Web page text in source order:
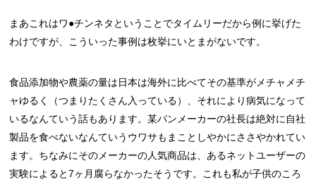
まあこれはワ●チンネタということでタイムリーだから例に挙げた
わけですが、こういった事例は枚挙にいとまがないです。
食品添加物や農薬の量は日本は海外に比べてその基準がメチャメチ
ャゆるく（つまりたくさん入っている）、それにより病気になって
いるなんていう話もあります。某パンメーカーの社長は絶対に自社
製品を食べないなんていうウワサもまことしやかにささやかれてい
ます。ちなみにそのメーカーの人気商品は、あるネットユーザーの
実験によると7ヶ月腐らなかったそうです。これも私が子供のころ